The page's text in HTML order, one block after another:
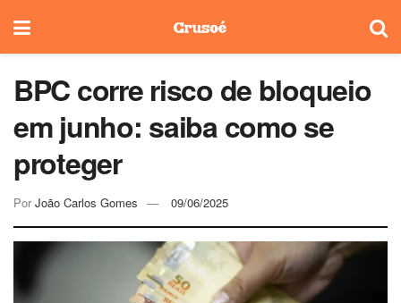
BPC corre risco de bloqueio
em junho: saiba como se
proteger
Por João Carlos Gomes 09/06/2025